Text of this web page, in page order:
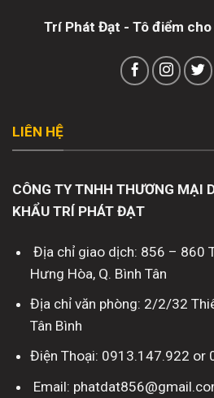
Trí Phát Đạt - Tô điểm
LIÊN HỆ
CÔNG TY TNHH THƯƠNG MẠI
KHẨU TRÍ PHÁT ĐẠT
Địa chỉ giao dịch: 856 – 860
Hưng Hòa, Q. Bình Tân
Địa chỉ văn phòng: 2/2/32
Tân Bình
Điện Thoại: 0913.147.922 or
Email: